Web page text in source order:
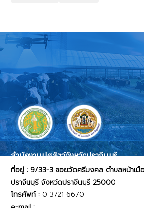
สำนักงานปศุสัตว์จังหวัดปราจีนบุรี
ที่อยู่ : 9/33-3 ซอยวัดศรีมงคล ตำบลหน้าเมื
ปราจีนบุรี จังหวัดปราจีนบุรี 25000
โทรศัพท์ : 0 3721 6670